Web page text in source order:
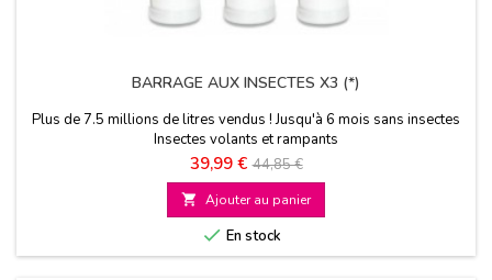
BARRAGE AUX INSECTES X3 (*)
Plus de 7.5 millions de litres vendus ! Jusqu'à 6 mois sans insectes
Insectes volants et rampants
Prix
39,99 € Prix
de
base
44,85 €
 Ajouter au panier
 En stock